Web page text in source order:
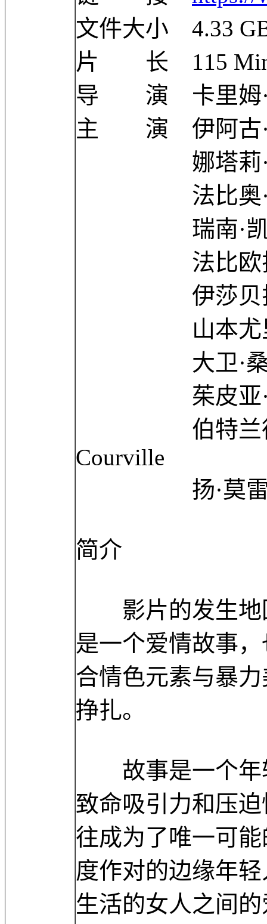
文件大小 4.33
片 长 115
导 演 卡里姆·
主 演 伊阿古·
娜塔莉·罗查
法比奥·阿松
瑞南·凯皮瓦
法比欧拉·莉
伊莎贝拉·卡
山本尤里
大卫·桑托斯
茱皮亚·卡瓦
伯特兰德·德
Courville
扬·莫雷拉
简介
影片的发生地
是一个爱情故事
合情色元素与暴
挣扎。
故事是一个年
致命吸引力和压
往成为了唯一可
度作对的边缘年
生活的女人之间